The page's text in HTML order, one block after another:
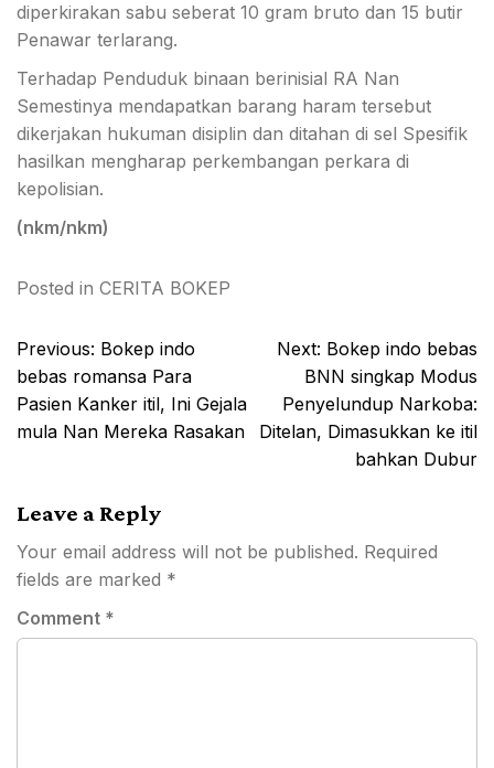
diperkirakan sabu seberat 10 gram bruto dan 15 butir
Penawar terlarang.
Terhadap Penduduk binaan berinisial RA Nan
Semestinya mendapatkan barang haram tersebut
dikerjakan hukuman disiplin dan ditahan di sel Spesifik
hasilkan mengharap perkembangan perkara di
kepolisian.
(nkm/nkm)
Posted in CERITA BOKEP
Post
navigation
Previous: Bokep indo
bebas romansa Para
Pasien Kanker itil, Ini Gejala
mula Nan Mereka Rasakan
Next: Bokep indo bebas
BNN singkap Modus
Penyelundup Narkoba:
Ditelan, Dimasukkan ke itil
bahkan Dubur
Leave a Reply
Your email address will not be published. Required
fields are marked *
Comment *